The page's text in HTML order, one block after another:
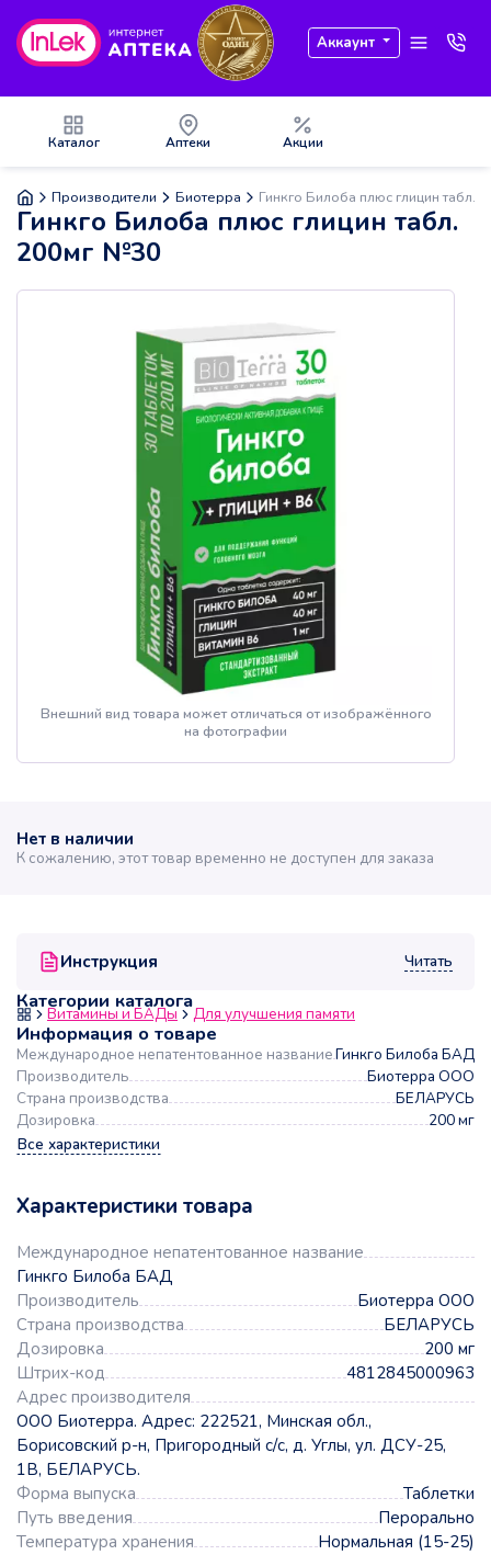
Аккаунт
Каталог Аптеки Акции
Производители Биотерра Гинкго Билоба плюс глицин табл.
Гинкго Билоба плюс глицин табл.
200мг №30
Внешний вид товара может отличаться от изображённого
на фотографии
Инструкция Читать
Категории каталога
Витамины и БАДы Для улучшения памяти
Информация о товаре
Международное непатентованное названиеГинкго Билоба БАД
Производитель
Биотерра ООО
Страна производства
БЕЛАРУСЬ
Дозировка
200 мг
Все характеристики
Характеристики товара
Международное непатентованное название
Гинкго Билоба БАД
Производитель
Биотерра ООО
Страна производства
БЕЛАРУСЬ
Дозировка
200 мг
Штрих-код
4812845000963
Адрес производителя
ООО Биотерра. Адрес: 222521, Минская обл.,
Борисовский р-н, Пригородный с/с, д. Углы, ул. ДСУ-25,
1В, БЕЛАРУСЬ.
Форма выпуска
Таблетки
Путь введения
Перорально
Температура хранения
Нормальная (15-25)
Нет в наличии
К сожалению, этот товар временно не доступен для заказа